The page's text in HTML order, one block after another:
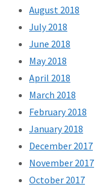
August 2018
July 2018
June 2018
May 2018
April 2018
March 2018
February 2018
January 2018
December 2017
November 2017
October 2017